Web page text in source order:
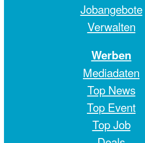
Jobangebote
Verwalten
Werben
Mediadaten
Top News
Top Event
Top Job